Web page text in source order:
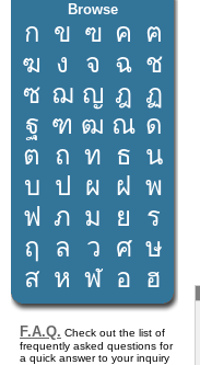
Browse
ก ข ฃ ค ฅ
ฆ ง จ ฉ ช
ซ ฌ ญ ฎ ฏ
ฐ ฑ ฒ ณ ด
ต ถ ท ธ น
บ ป ผ ฝ พ
ฟ ภ ม ย
ร
ฤ
ล ว ศ ษ
ส ห ฬ อ ฮ
F.A.Q. Check out the list of
frequently asked questions for
a quick answer to your inquiry